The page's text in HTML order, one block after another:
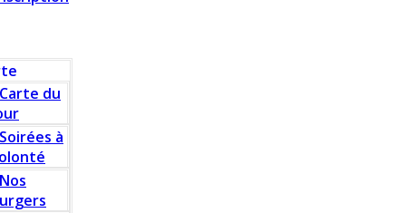
Carte du
Soirées à
Nos